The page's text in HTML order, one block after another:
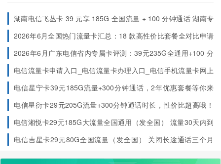
湖南电信飞丛卡 39 元享 185G 全国流量 + 100 分钟通话 湖南专
属长期套餐
2026年6月全国热门流量卡汇总：18 款高性价比套餐全对比申请
入口（按地区分类）
2026年6月广东电信省内专属卡评测：39元235G全通用+100 分
钟，首月免费的两年神卡
电信流量卡申请入口_电信流量卡办理入口_电信手机流量卡网上
申请办理
电信星宁卡39元185G流量+300分钟通话，2年优惠套餐等你来
领！（只发浙江）
2年优惠套餐等你来领！
电信星衍卡29元205G流量+300分钟通话时长，性价比超高哦！
（只发浙江）
上门激活需充120元，上门激活服务和2年优惠期
电信湘悦卡29元185G大流量全国通用（发全国） 流量30天内到
电信吉星卡29元80G全国流量（发全国） 关闭长途通话三个月